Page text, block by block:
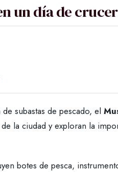
un día de
subastas de pescado, el
la ciudad y exploran la
botes de pesca,